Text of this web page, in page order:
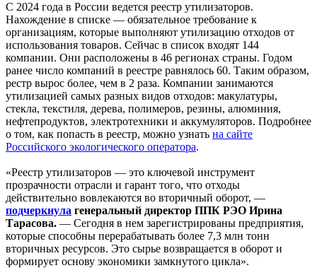
С 2024 года в России ведется реестр утилизаторов.
Нахождение в списке — обязательное требование к
организациям, которые выполняют утилизацию отходов от
использования товаров. Сейчас в список входят 144
компании. Они расположены в 46 регионах страны. Годом
ранее число компаний в реестре равнялось 60. Таким образом,
рестр вырос более, чем в 2 раза. Компании занимаются
утилизацией самых разных видов отходов: макулатуры,
стекла, текстиля, дерева, полимеров, резины, алюминия,
нефтепродуктов, электротехники и аккумуляторов. Подробнее
о том, как попасть в реестр, можно узнать на сайте
Российского экологического оператора.
«Реестр утилизаторов — это ключевой инструмент
прозрачности отрасли и гарант того, что отходы
действительно вовлекаются во вторичный оборот, —
подчеркнула генеральный директор ППК РЭО Ирина
Тарасова. — Сегодня в нем зарегистрированы предприятия,
которые способны перерабатывать более 7,3 млн тонн
вторичных ресурсов. Это сырье возвращается в оборот и
формирует основу экономики замкнутого цикла».